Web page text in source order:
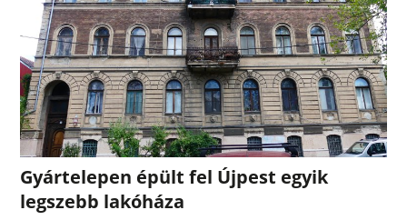
Gyártelepen épült fel Újpest egyik
legszebb lakóháza